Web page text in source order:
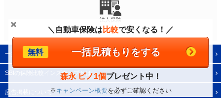
法人保険
一括見積もりの使い方
SBIの保険比較インズウェブとは
広告掲載について
＼自動車保険は 比較で安くなる！／
無料 一括見積もりをする
森永 ピノ1個プレゼント中！
※ キャンペーン概要を必ずご確認ください